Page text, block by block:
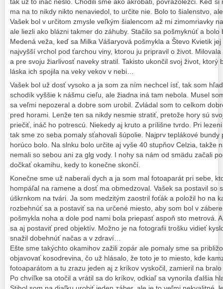
ma na to nikdy nikto nenaviedol, to určite nie. Bolo to šialenstvo,
Vašek bol v určitom zmysle veľkým šialencom až mi zimomriavky
ale liezli ako blázni takmer do záhuby. Stačilo sa pošmyknúť a bolo
Medená veža, keď sa Milka Vášaryová pošmykla a Števo Kvietik
najvyšší vrchol pod ťarchou viny, ktorou ju pripravil o život.
a pre svoju žiarlivosť naveky stratil. Takisto ukončil svoj život, ktorý
láska ich spojila na veky vekov v nebi…
Vašek bol už dosť vysoko a ja som za ním nechcel ísť, tak som
schodík vyššie k nášmu cieľu, ale žiadna iná tam nebola. Musel
sa veľmi nepozeral a dobre som urobil. Zvládal som to celkom
pred horami. Lenže ten sa nikdy nesmie stratiť, pretože hory sú
priečiť, ináč ho potrescú. Niekedy aj kruto a prílišne tvrdo. Pri
tak sme zo seba pomaly sťahovali šúpolie. Najprv teplákové bundy
horúco bolo. Na slnku bolo určite aj vyše 40 stupňov Celzia, takže
nemali so sebou ani za glg vody. I nohy sa nám od smädu začali
dočkať okamihu, kedy to konečne skončí.
Konečne sme už naberali dych a ja som mal fotoaparát pri sebe,
hompáľal na ramene a dosť ma obmedzoval. Vašek sa postavil so
úškrnkom na tvári. Ja som medzitým zaostril foťák a položil ho na
rozbehnúť sa a postaviť sa na určené miesto, aby som bol v
pošmykla noha a dole pod nami bola priepasť aspoň sto metrová.
sa aj postaviť pred objektív. Možno je na fotografii trošku vidieť
snažil dobehnúť načas a v zdraví…
Ešte sme takýchto okamihov zažili zopár ale pomaly sme sa
objavovať kosodrevina, čo už hlásalo, že toto je to miesto, kde
fotoaparátom a tu zrazu jeden aj z kríkov vyskočil, zamieril na
Po chvíľke sa otočil a vrátil sa do kríkov, odkiaľ sa vynorila ďalšia